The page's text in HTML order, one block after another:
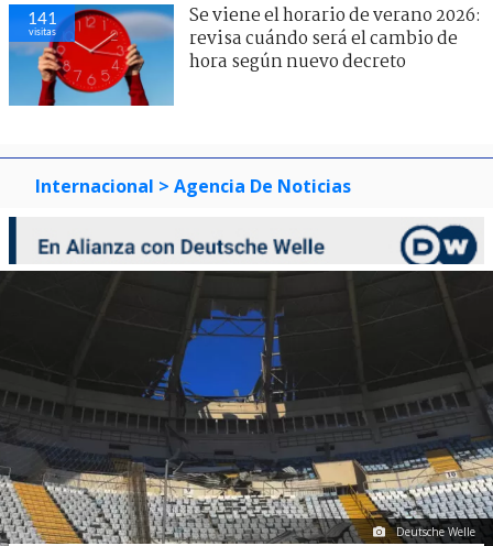
141
visitas
Se viene el horario de verano 2026:
revisa cuándo será el cambio de
hora según nuevo decreto
Internacional > Agencia De Noticias
Deutsche Welle